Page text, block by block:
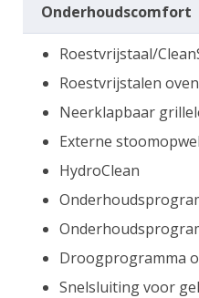
Onderhoudscomfort
Roestvrijstaal/
Roestvrijstalen
Neerklapbaar
Externe
HydroClean
Droogprogramma
Snelsluiting voor